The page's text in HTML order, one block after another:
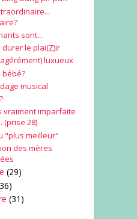
sont...
durer le plai(Z)ir
luxueux
bébé?
musical
vraiment imparfaite
(prise 28)
"plus meilleur"
des mères
(29)
(31)